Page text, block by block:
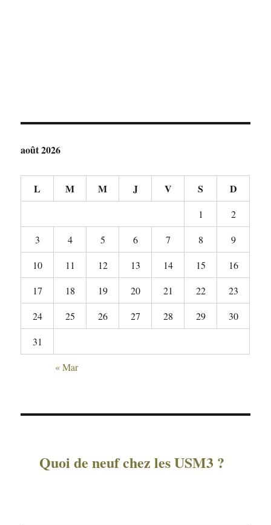
août 2026
L M M J V S D
1
2
3
4 5 6 7 8
9
10
11 12 13 14 15
16
17
18 19 20 21 22
23
24
25 26 27 28 29
30
31
« Mar
Quoi de neuf chez les USM3 ?